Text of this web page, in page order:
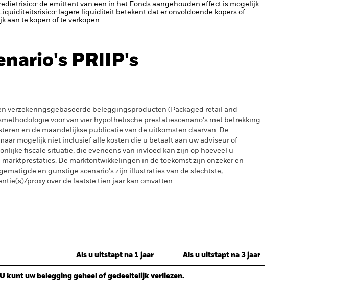
de emittent van een in het Fonds aangehouden effect is mogelijk
lagere liquiditeit betekent dat er onvoldoende kopers of
aan te kopen of te verkopen.
PRIIP's
beleggingsproducten (Packaged retail and
voor van vier hypothetische prestatiescenario's met betrekking
en de maandelijkse publicatie van de uitkomsten daarvan. De
mogelijk niet inclusief alle kosten die u betaalt aan uw adviseur of
fiscale situatie, die eveneens van invloed kan zijn op hoeveel u
De marktontwikkelingen in de toekomst zijn onzeker en
en gunstige scenario's zijn illustraties van de slechtste,
proxy over de laatste tien jaar kan omvatten.
Als u uitstapt na 1 jaar Als u uitstapt na 3 jaar
kunt uw belegging geheel of gedeeltelijk verliezen.